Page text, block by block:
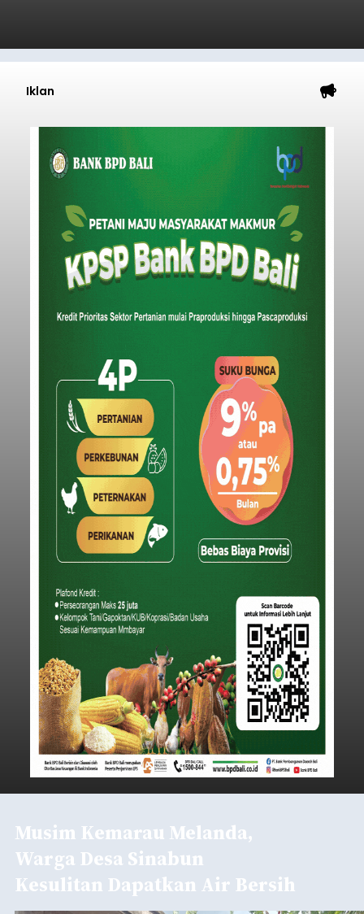
Iklan
Musim Kemarau Melanda,
Warga Desa Sinabun
Kesulitan Dapatkan Air Bersih